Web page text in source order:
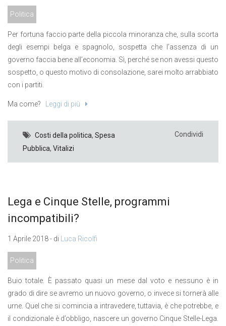
Politica
Per fortuna faccio parte della piccola minoranza che, sulla scorta
degli esempi belga e spagnolo, sospetta che l’assenza di un
governo faccia bene all’economia. Sì, perché se non avessi questo
sospetto, o questo motivo di consolazione, sarei molto arrabbiato
con i partiti.
Ma come? Leggi di più
Costi della politica, Spesa
Pubblica, Vitalizi
Condividi
Lega e Cinque Stelle, programmi
incompatibili?
1 Aprile 2018 - di Luca Ricolfi
Politica
Buio totale. È passato quasi un mese dal voto e nessuno è in
grado di dire se avremo un nuovo governo, o invece si tornerà alle
urne. Quel che si comincia a intravedere, tuttavia, è che potrebbe, e
il condizionale è d’obbligo, nascere un governo Cinque Stelle-Lega.